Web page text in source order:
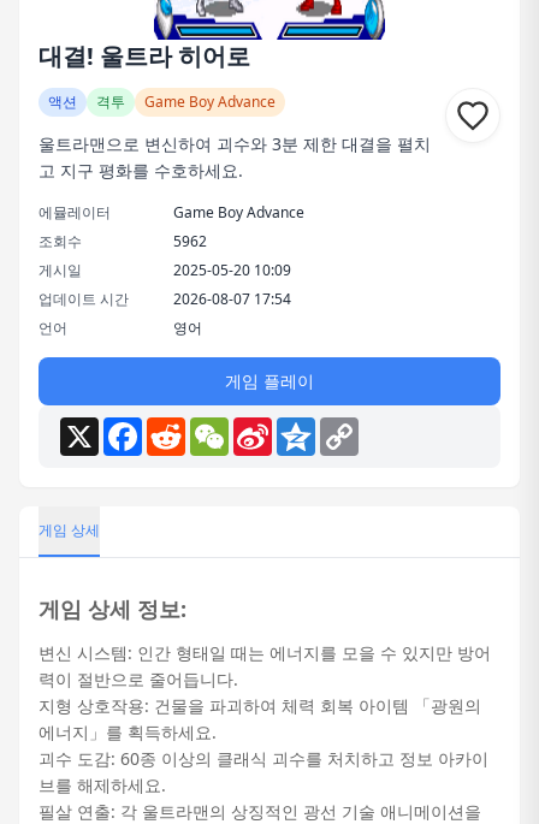
게임 특집
최근 플레이
대결! 울트라 히어로
액션 격투 Game Boy Advance
울트라맨으로 변신하여 괴수와 3분 제한 대결을 펼치
고 지구 평화를 수호하세요.
에뮬레이터
Game Boy Advance
조회수
5962
게시일
2025-05-20 10:09
업데이트 시간
2026-08-07 17:54
언어
영어
게임 플레이
X Facebook
RedditWeChat
Sina
Weibo
Qzone
게임 상세
게임 상세 정보:
변신 시스템: 인간 형태일 때는 에너지를 모을 수 있지만 방어
력이 절반으로 줄어듭니다.
지형 상호작용: 건물을 파괴하여 체력 회복 아이템 「광원의
에너지」를 획득하세요.
괴수 도감: 60종 이상의 클래식 괴수를 처치하고 정보 아카이
브를 해제하세요.
필살 연출: 각 울트라맨의 상징적인 광선 기술 애니메이션을